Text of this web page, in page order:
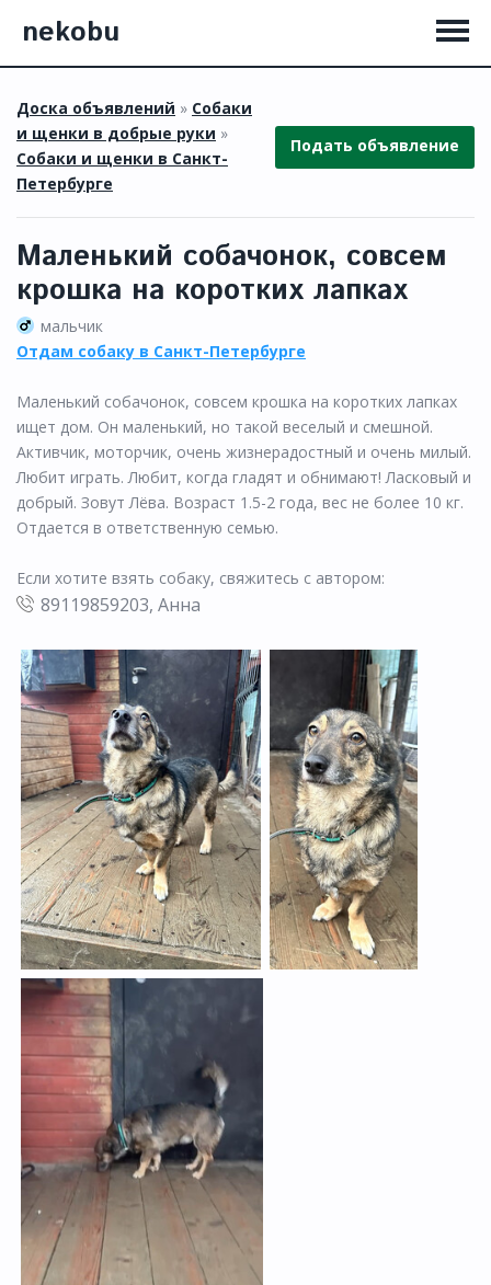
nekobu
Доска объявлений » Собаки
и щенки в добрые руки »
Собаки и щенки в Санкт-
Петербурге
Подать объявление
Маленький собачонок, совсем
крошка на коротких лапках
мальчик
Отдам собаку в Санкт-Петербурге
Маленький собачонок, совсем крошка на коротких лапках
ищет дом. Он маленький, но такой веселый и смешной.
Активчик, моторчик, очень жизнерадостный и очень милый.
Любит играть. Любит, когда гладят и обнимают! Ласковый и
добрый. Зовут Лёва. Возраст 1.5-2 года, вес не более 10 кг.
Отдается в ответственную семью.
Если хотите взять собаку, свяжитесь с автором:
89119859203, Анна